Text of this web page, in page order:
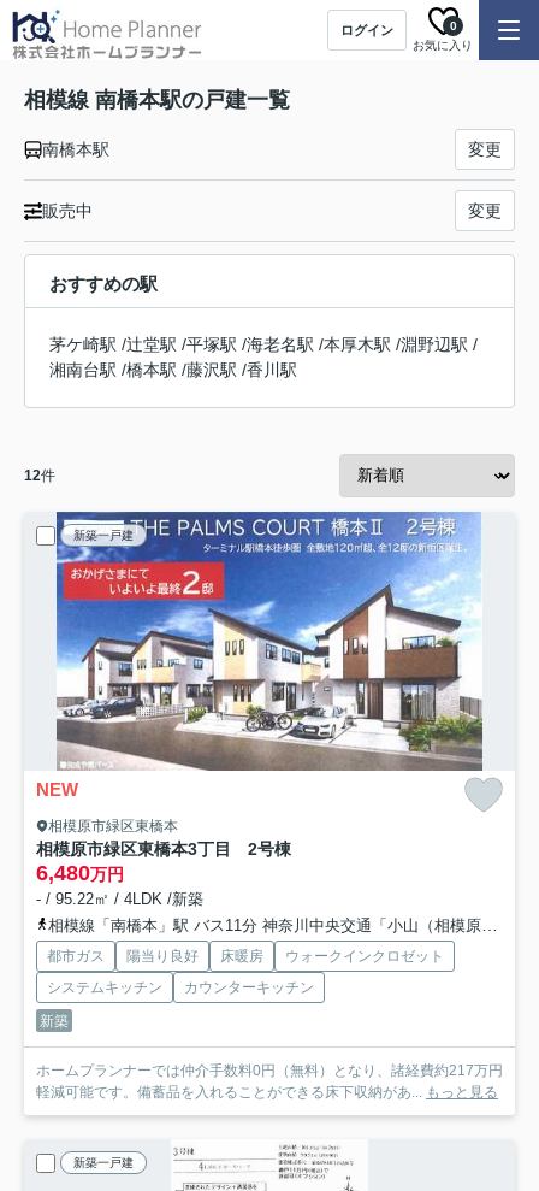
ログイン
お気に入り
0
相模線 南橋本駅の戸建一覧
南橋本駅 変更
販売中 変更
おすすめの駅
茅ケ崎駅 /辻堂駅 /平塚駅 /海老名駅 /本厚木駅 /淵野辺駅 /
湘南台駅 /橋本駅 /藤沢駅 /香川駅
12件
新築一戸建
NEW
相模原市緑区東橋本
相模原市緑区東橋本3丁目 2号棟
6,480万円
- / 95.22㎡ / 4LDK /新築
相模線「南橋本」駅 バス11分 神奈川中央交通「小山（相模原市）」 停歩11分
都市ガス 陽当り良好 床暖房
ウォークインクロゼット
システムキッチン
カウンターキッチン
新築
ホームプランナーでは仲介手数料0円（無料）となり、諸経費約217万円
軽減可能です。備蓄品を入れることができる床下収納があ... もっと見る
新築一戸建